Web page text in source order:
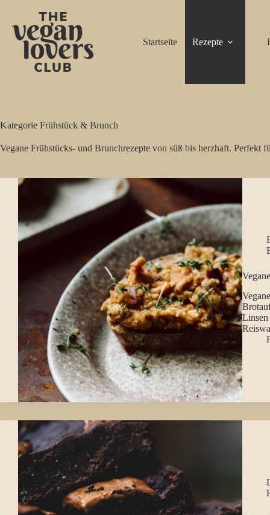
springen
Startseite
Rezepte
Kategorie Frühstück & Brunch
Vegane Frühstücks- und Brunchrezepte von süß bis herzhaft. Perfekt
Linsen